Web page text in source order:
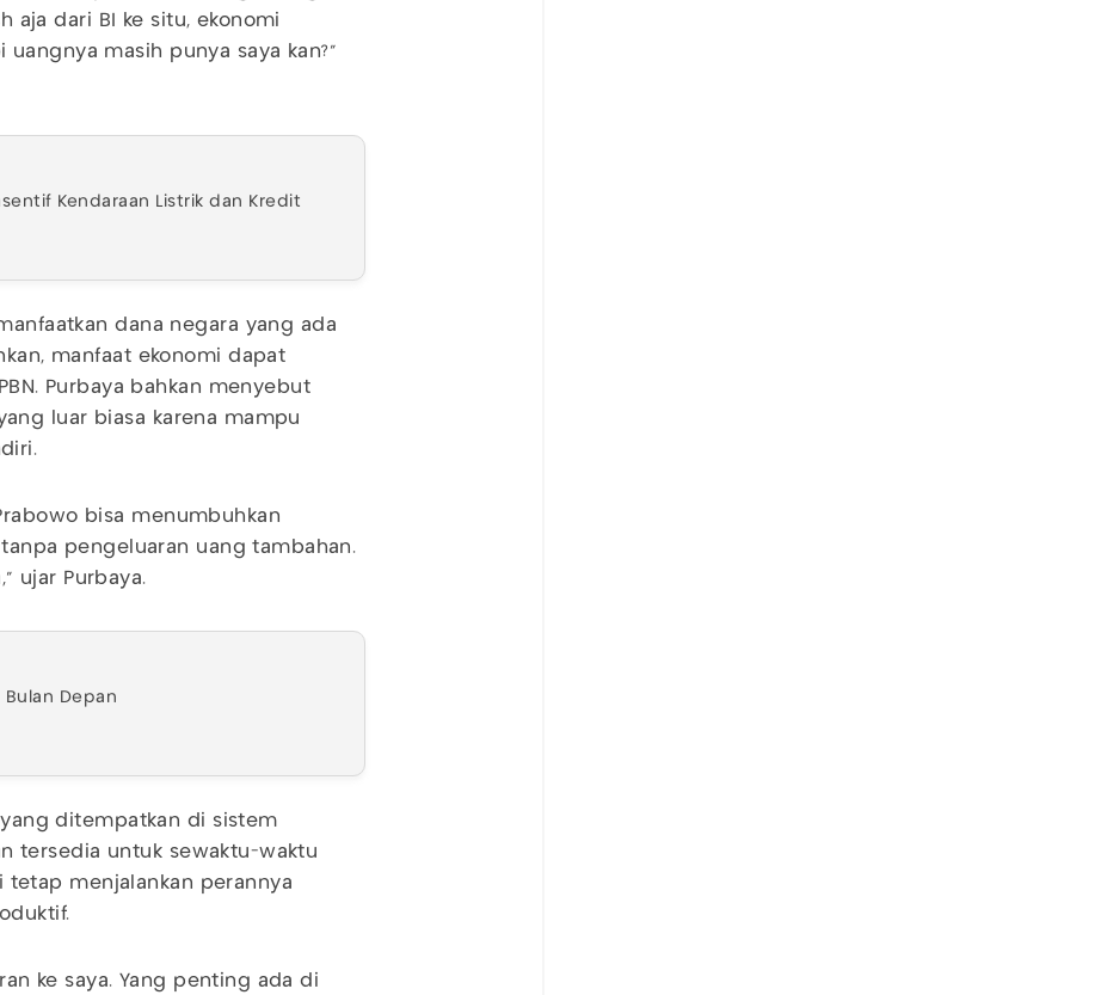
aja dari BI ke situ, ekonomi
masih punya saya kan?”
Kendaraan Listrik dan Kredit
dana negara yang ada
manfaat ekonomi dapat
Purbaya bahkan menyebut
luar biasa karena mampu
bisa menumbuhkan
pengeluaran uang tambahan.
ujar Purbaya.
Bulan Depan
yang ditempatkan di sistem
tersedia untuk sewaktu-waktu
menjalankan perannya
ke saya. Yang penting ada di